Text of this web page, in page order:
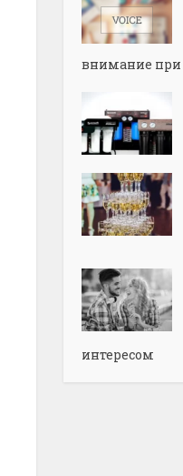
внимание при
интересом